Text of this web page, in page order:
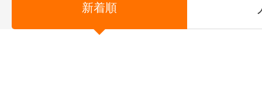
新着順